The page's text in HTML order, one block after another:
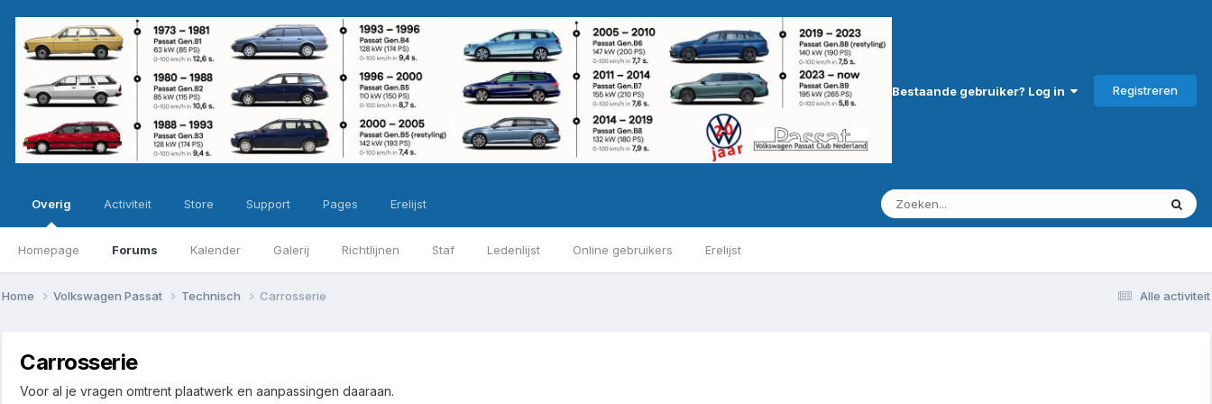
Bestaande gebruiker? Log in Registreren
Overig
Homepage Forums Kalender Galerij Richtlijnen Staf Ledenlijst Online gebruikers Erelijst
Activiteit Store Support Pages Erelijst
Alle activiteit
Home Volkswagen Passat Technisch Carrosserie
Carrosserie
Voor al je vragen omtrent plaatwerk en aanpassingen daaraan.